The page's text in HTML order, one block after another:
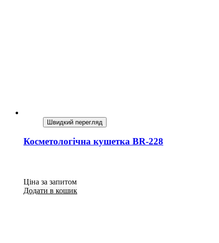
Швидкий перегляд
Косметологічна кушетка BR-228
Ціна за запитом
Додати в кошик